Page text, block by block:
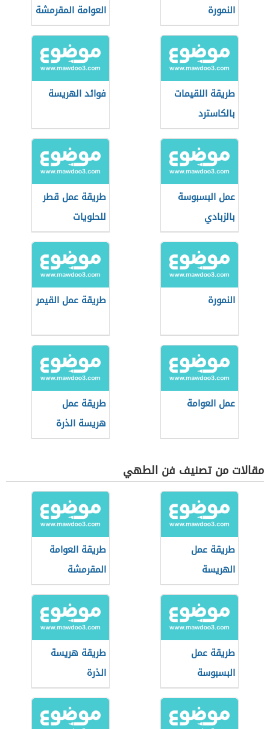
النمورة
العوامة المقرمشة
طريقة اللقيمات
بالكاسترد
فوائد الهريسة
عمل البسبوسة
بالزبادي
طريقة عمل قطر
للحلويات
النمورة طريقة عمل القيمر
عمل العوامة
طريقة عمل
هريسة الذرة
مقالات من تصنيف فن الطهي
طريقة عمل
الهريسة
الدمياطي
طريقة العوامة
المقرمشة
طريقة عمل
البسبوسة
بالسميد
طريقة هريسة
الذرة